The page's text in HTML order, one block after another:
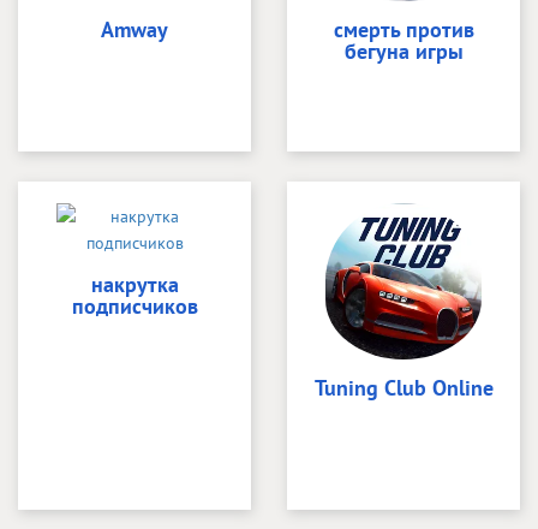
Amway смерть против
бегуна игры
накрутка
подписчиков
Tuning Club Online